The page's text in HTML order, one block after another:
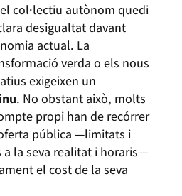
col·lectiu autònom quedi
desigualtat davant
actual. La
verda o els nous
exigeixen un
. No obstant això, molts
propi han de recórrer
pública —limitats i
la seva realitat i horaris—
el cost de la seva